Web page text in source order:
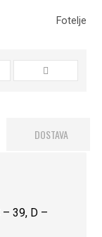
Fotelje
DOSTAVA
39, D –